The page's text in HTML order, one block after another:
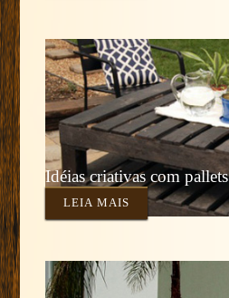
Idéias criativas com pallets
LEIA MAIS